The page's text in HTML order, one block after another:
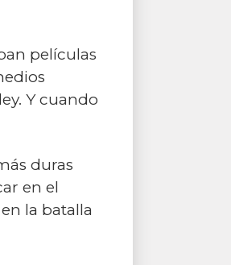
películas
Y cuando
duras
en el
la batalla